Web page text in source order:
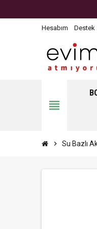
Hesabım Destek
view_headline
chevron_right Su Bazlı